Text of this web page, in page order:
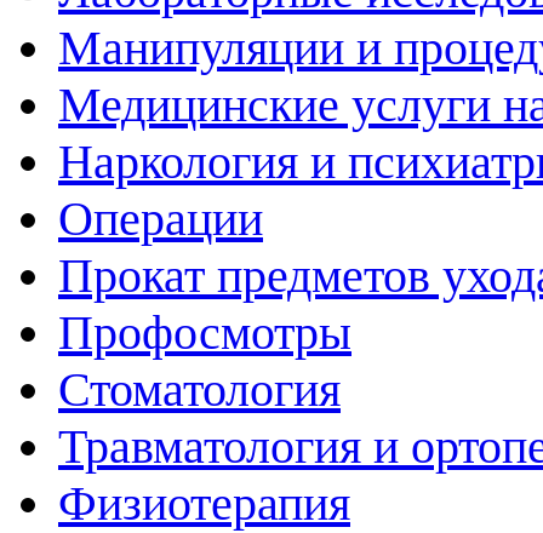
Манипуляции и
Медицинские услуги
Наркология и
Операции
Прокат предметов
Профосмотры
Стоматология
Травматология и
Физиотерапия